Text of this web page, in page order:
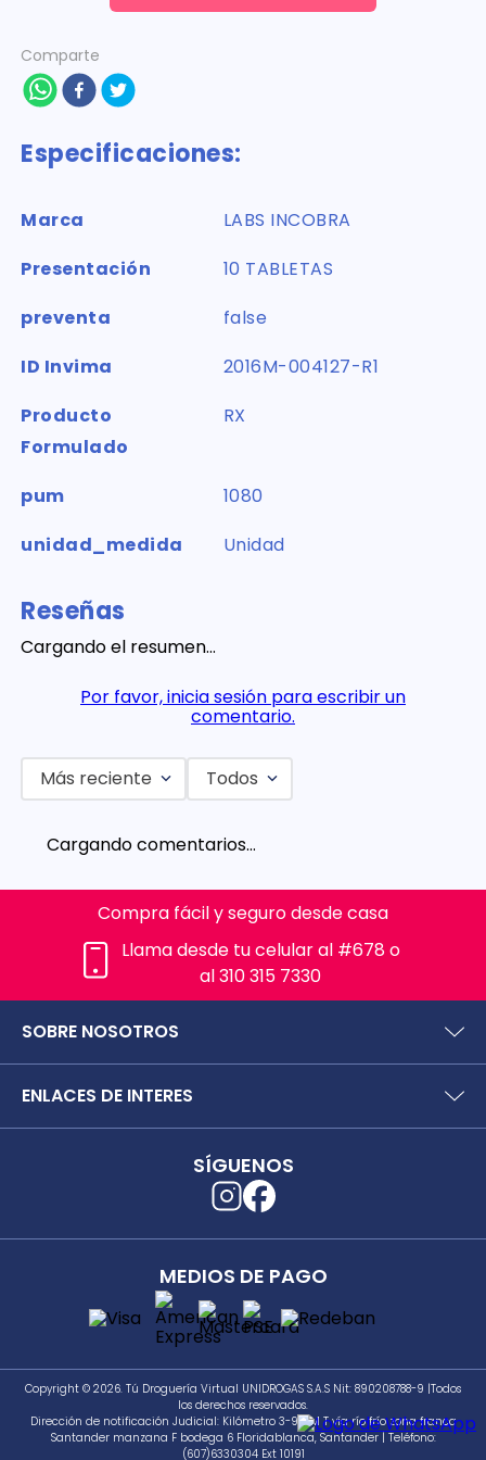
Comparte
Especificaciones:
Marca
LABS INCOBRA
Presentación
10 TABLETAS
preventa
false
ID Invima
2016M-004127-R1
Producto
Formulado
RX
pum
1080
unidad_medida
Unidad
Reseñas
Cargando el resumen…
Por favor, inicia sesión para escribir un
comentario.
Más reciente Todos
Cargando comentarios…
Compra fácil y seguro desde casa
Llama desde tu celular al #678 o
al 310 315 7330
SOBRE NOSOTROS
Preguntas frecuentes
Políticas y términos de uso
Términos y condiciones puntos saludables
Separata digital
ENLACES DE INTERES
Secretaría de Salud de Antioquia
Unidrogas S.A.S.
Cómo hacer un pedido en TDV
SÍGUENOS
MEDIOS DE PAGO
Copyright © 2026. Tú Droguería Virtual UNIDROGAS S.A.S Nit: 890208788-9 |Todos
los derechos reservados.
Dirección de notificación Judicial: Kilómetro 3-981 M T vía río frío zona franca
Santander manzana F bodega 6 Floridablanca, Santander | Teléfono:
(607)6330304 Ext 10191